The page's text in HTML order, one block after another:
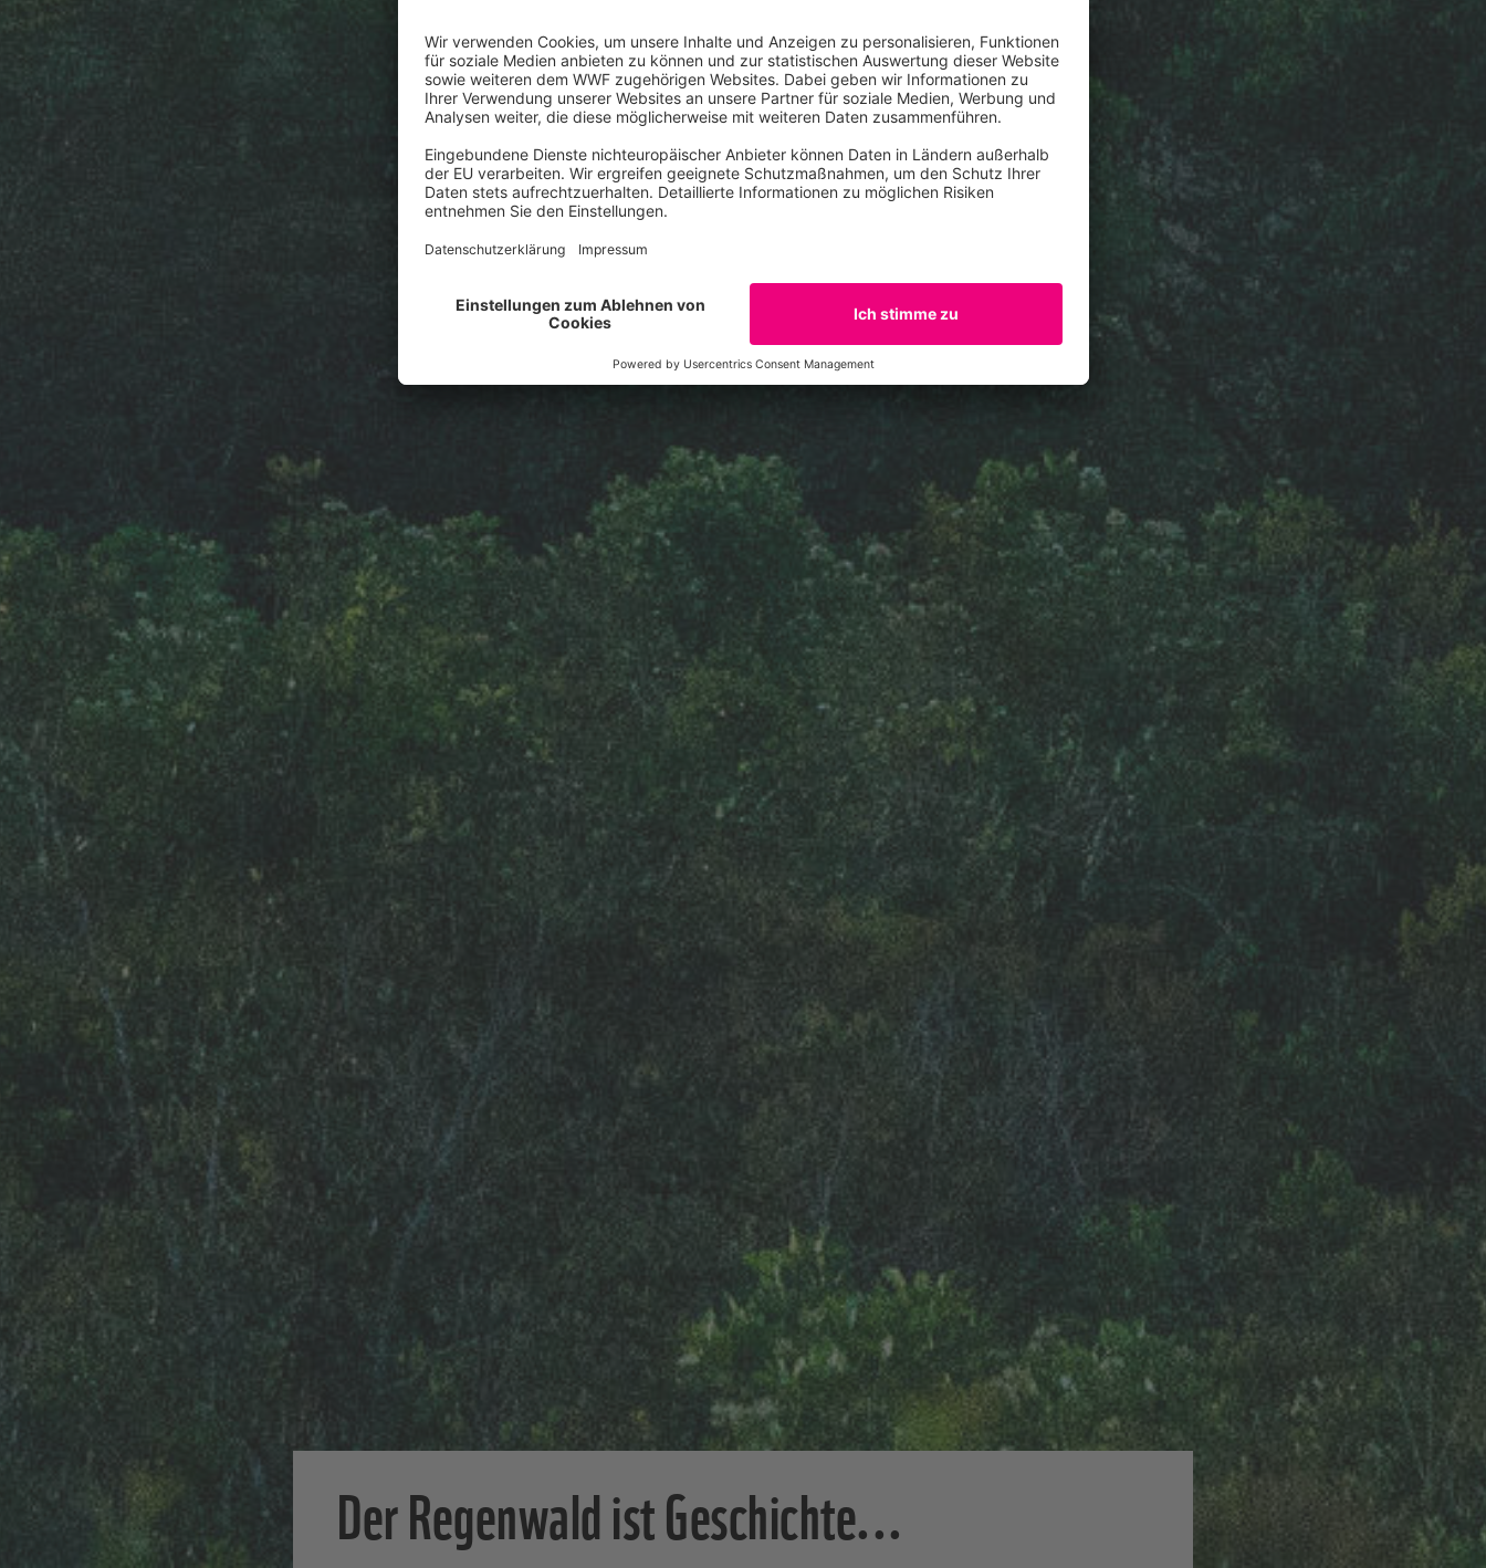
Der Jaguar hat keine Chance ...